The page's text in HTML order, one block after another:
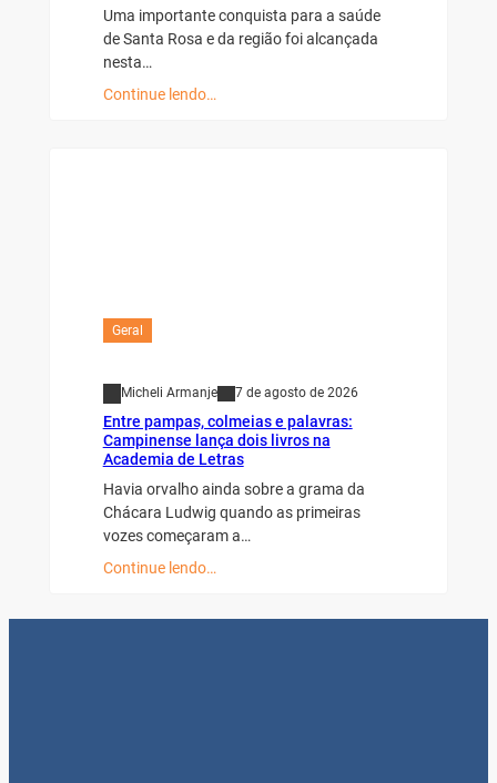
Uma importante conquista para a saúde
de Santa Rosa e da região foi alcançada
nesta…
Continue lendo…
Geral
Micheli Armanje 7 de agosto de 2026
Entre pampas, colmeias e palavras:
Campinense lança dois livros na
Academia de Letras
Havia orvalho ainda sobre a grama da
Chácara Ludwig quando as primeiras
vozes começaram a…
Continue lendo…